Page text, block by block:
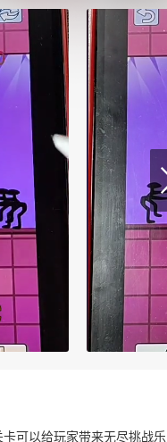
可以给玩家带来无尽挑战乐